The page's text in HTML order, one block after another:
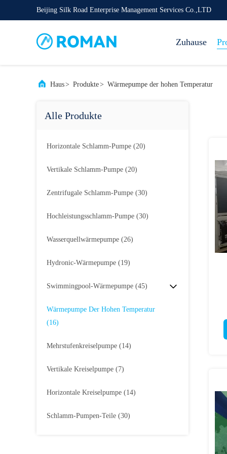
Beijing Silk Road Enterprise Management Services Co.,LTD
Zuhause
Haus> Produkte> Wärmepumpe der hohen Temperatur
Alle Produkte
Horizontale Schlamm-Pumpe (20)
Vertikale Schlamm-Pumpe (20)
Zentrifugale Schlamm-Pumpe (30)
Hochleistungsschlamm-Pumpe (30)
Wasserquellwärmepumpe (26)
Hydronic-Wärmepumpe (19)
Swimmingpool-Wärmepumpe (45)
Wärmepumpe Der Hohen Temperatur
(16)
Mehrstufenkreiselpumpe (14)
Vertikale Kreiselpumpe (7)
Horizontale Kreiselpumpe (14)
Schlamm-Pumpen-Teile (30)